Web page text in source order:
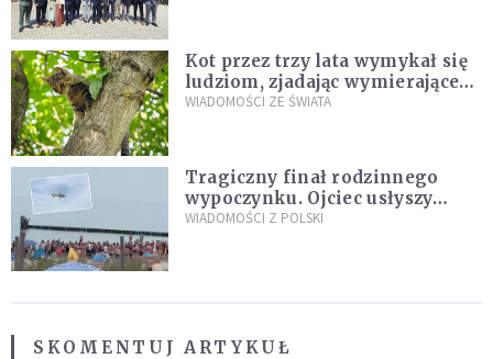
Kot przez trzy lata wymykał się
ludziom, zjadając wymierające
kaczki. W końcu popełnił
WIADOMOŚCI ZE ŚWIATA
Tragiczny finał rodzinnego
wypoczynku. Ojciec usłyszy
zarzuty
WIADOMOŚCI Z POLSKI
SKOMENTUJ ARTYKUŁ